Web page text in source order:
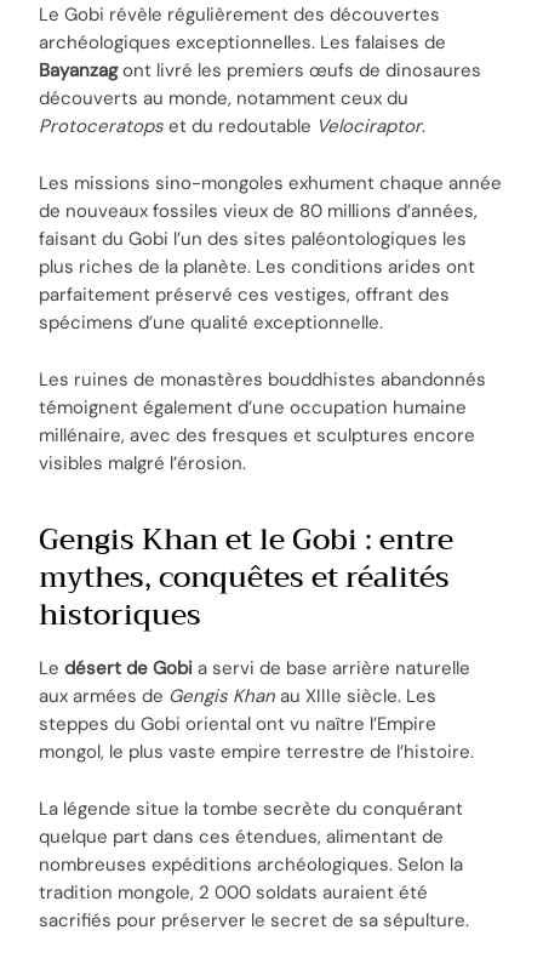
Le Gobi révèle régulièrement des découvertes
archéologiques exceptionnelles. Les falaises de
Bayanzagont livré les premiers œufs de dinosaures
découverts au monde, notamment ceux du
Protoceratops et du redoutable Velociraptor.
Les missions sino-mongoles exhument chaque année
de nouveaux fossiles vieux de 80 millions d’années,
faisant du Gobi l’un des sites paléontologiques les
plus riches de la planète. Les conditions arides ont
parfaitement préservé ces vestiges, offrant des
spécimens d’une qualité exceptionnelle.
Les ruines de monastères bouddhistes abandonnés
témoignent également d’une occupation humaine
millénaire, avec des fresques et sculptures encore
visibles malgré l’érosion.
Gengis Khan et le Gobi : entre
mythes, conquêtes et réalités
historiques
Ledésert de Gobi a servi de base arrière naturelle
aux armées de Gengis Khan au XIIIe siècle. Les
steppes du Gobi oriental ont vu naître l’Empire
mongol, le plus vaste empire terrestre de l’histoire.
La légende situe la tombe secrète du conquérant
quelque part dans ces étendues, alimentant de
nombreuses expéditions archéologiques. Selon la
tradition mongole, 2 000 soldats auraient été
sacrifiés pour préserver le secret de sa sépulture.